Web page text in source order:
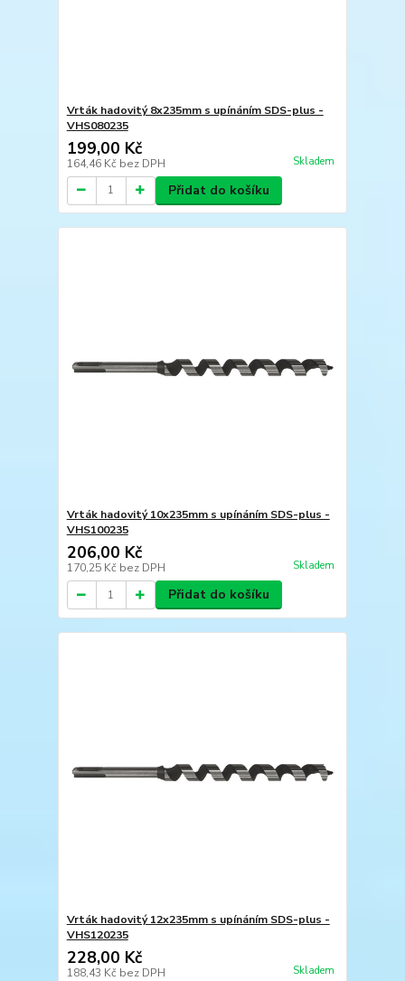
Vrták hadovitý 8x235mm s upínáním SDS-plus -
VHS080235
199,00 Kč
164,46 Kč bez DPH Skladem
Přidat do košíku
Vrták hadovitý 10x235mm s upínáním SDS-plus -
VHS100235
206,00 Kč
170,25 Kč bez DPH Skladem
Přidat do košíku
Vrták hadovitý 12x235mm s upínáním SDS-plus -
VHS120235
228,00 Kč
188,43 Kč bez DPH Skladem